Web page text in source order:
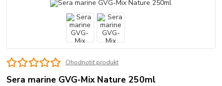
Ohodnotiť produkt
Sera marine GVG-Mix Nature 250ml